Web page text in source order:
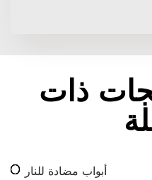
ذات
أبواب مضادة للنار